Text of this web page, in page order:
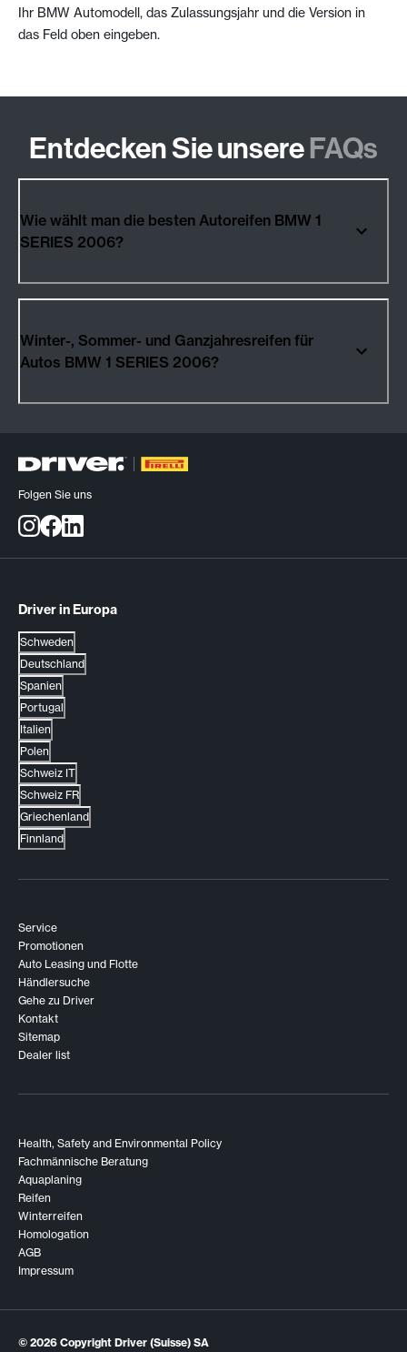
Ihr BMW Automodell, das Zulassungsjahr und die Version in
das Feld oben eingeben.
Entdecken Sie unsereFAQs
Wie wählt man die besten Autoreifen BMW 1
SERIES 2006?
Winter-, Sommer- und Ganzjahresreifen für
Autos BMW 1 SERIES 2006?
Folgen Sie uns
Driver in Europa
Schweden
Deutschland
Spanien
Portugal
Italien
Polen
Schweiz IT
Schweiz FR
Griechenland
Finnland
Service
Promotionen
Auto Leasing und Flotte
Händlersuche
Gehe zu Driver
Kontakt
Sitemap
Dealer list
Health, Safety and Environmental Policy
Fachmännische Beratung
Aquaplaning
Reifen
Winterreifen
Homologation
AGB
Impressum
© 2026 Copyright Driver (Suisse) SA